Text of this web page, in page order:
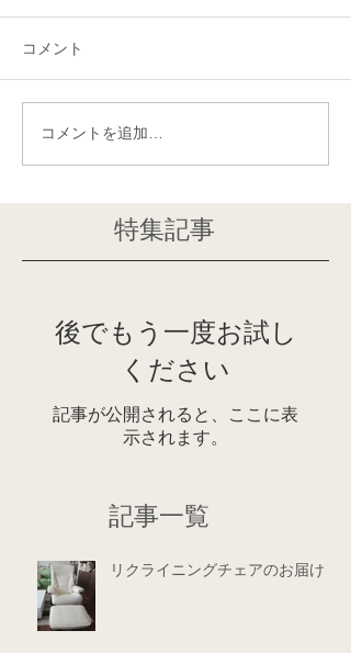
コメント
コメントを追加…
特集記事
後でもう一度お試し
ください
記事が公開されると、ここに表
示されます。
記事一覧
リクライニングチェアのお届け